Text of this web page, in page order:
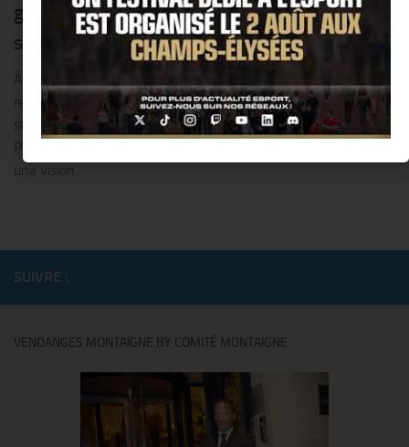
grands groupes internationaux, sur la
station savoyarde !!
À Courchevel, alors que les grands groupes internationaux
redessinent le paysage, une famille résiste au temps et à la
standardisation. Depuis plus de cinquante ans, la Maison
Pinturault construit une hôtellerie indépendante, portée par
une vision...
SUIVRE :
VENDANGES MONTAIGNE BY COMITÉ MONTAIGNE